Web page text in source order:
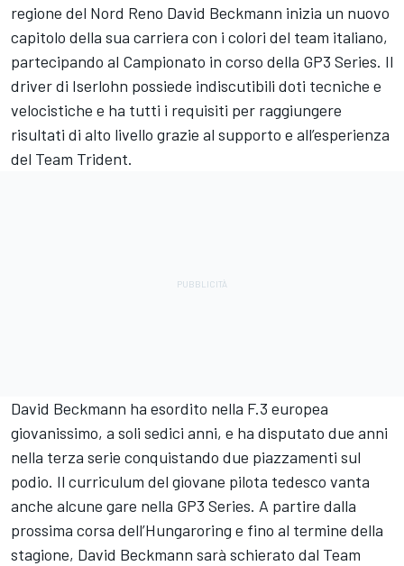
regione del Nord Reno David Beckmann inizia un nuovo
capitolo della sua carriera con i colori del team italiano,
partecipando al Campionato in corso della GP3 Series. Il
driver di Iserlohn possiede indiscutibili doti tecniche e
velocistiche e ha tutti i requisiti per raggiungere
risultati di alto livello grazie al supporto e all’esperienza
del Team Trident.
David Beckmann ha esordito nella F.3 europea
giovanissimo, a soli sedici anni, e ha disputato due anni
nella terza serie conquistando due piazzamenti sul
podio. Il curriculum del giovane pilota tedesco vanta
anche alcune gare nella GP3 Series. A partire dalla
prossima corsa dell’Hungaroring e fino al termine della
stagione, David Beckmann sarà schierato dal Team